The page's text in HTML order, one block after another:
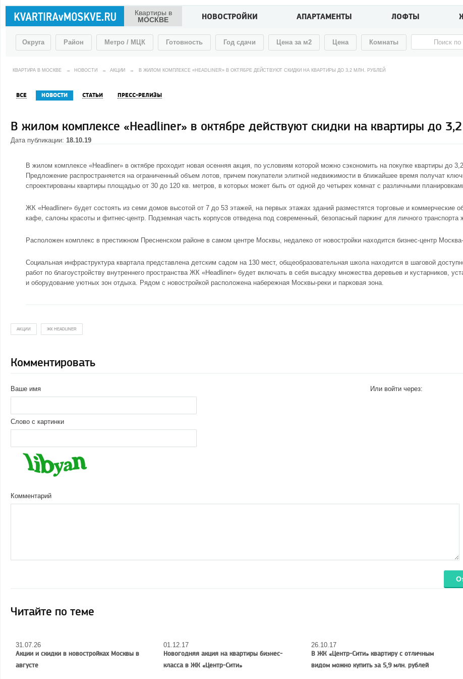
Квартиры в
МОСКВЕ
НОВОСТРОЙКИ АПАРТАМЕНТЫ ЛОФТЫ
Округа Район Метро / МЦК Готовность Год сдачи Цена за м2 Цена Комнаты
КВАРТИРА В МОСКВЕ → НОВОСТИ → АКЦИИ → В ЖИЛОМ КОМПЛЕКСЕ «HEADLINER» В ОКТЯБРЕ ДЕЙСТВУЮТ СКИДКИ НА КВАРТИРЫ ДО 3,2 МЛН. РУБЛЕЙ
ВСЕ НОВОСТИ СТАТЬИ ПРЕСС-РЕЛИЗЫ
В жилом комплексе «Headliner» в октябре действуют скидки на квартиры до
Дата публикации: 18.10.19
В жилом комплексе «Headliner» в октябре проходит новая осенняя акция, по условиям которой можно сэкономить на покупке квартиры до
Предложение распространяется на ограниченный объем лотов, причем покупатели элитной недвижимости в ближайшее время получат
спроектированы квартиры площадью от 30 до 120 кв. метров, в которых может быть от одной до четырех комнат с различными
ЖК «Headliner» будет состоять из семи домов высотой от 7 до 53 этажей, на первых этажах зданий разместятся торговые и коммерческие
кафе, салоны красоты и фитнес-центр. Подземная часть корпусов отведена под современный, безопасный паркинг для личного транспорта
Расположен комплекс в престижном Пресненском районе в самом центре Москвы, недалеко от новостройки находится бизнес-центр
Социальная инфраструктура квартала представлена детским садом на 130 мест, общеобразовательная школа находится в шаговой
работ по благоустройству внутреннего пространства ЖК «Headliner» будет включать в себя высадку множества деревьев и кустарников,
и оборудование уютных зон отдыха. Рядом с новостройкой расположена набережная Москвы-реки и парковая зона.
АКЦИИ ЖК HEADLINER
Комментировать
Ваше имя
Слово с картинки
Или войти через:
Комментарий
Читайте по теме
31.07.26
Акции и скидки в новостройках Москвы в
августе
01.12.17
Новогодняя акция на квартиры бизнес-
класса в ЖК «Центр-Сити»
26.10.17
В ЖК «Центр-Сити» квартиру с отличным
видом можно купить за 5,9 млн. рублей